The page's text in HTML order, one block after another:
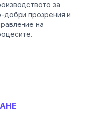
за
добри прозрения и
на